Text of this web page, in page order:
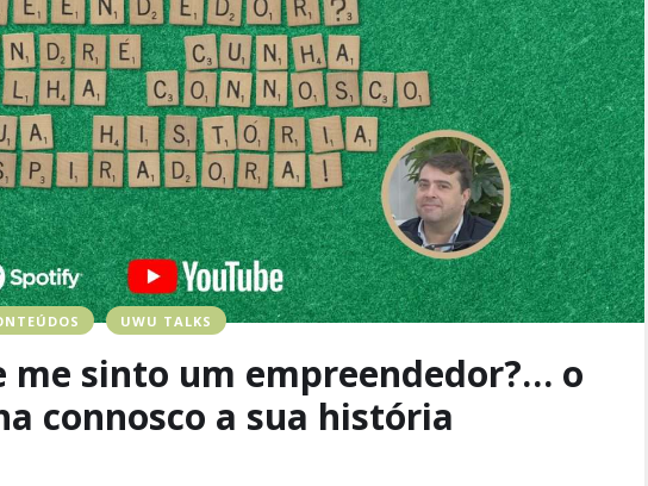
UWU TALKS
me sinto um empreendedor?… o
connosco a sua história